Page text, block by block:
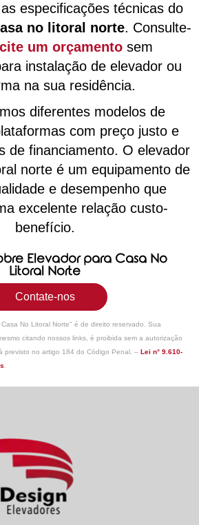
especificações técnicas do
no litoral norte. Consulte-
um orçamento sem
instalação de elevador ou
na sua residência.
diferentes modelos de
com preço justo e
de financiamento. O elevador
norte é um equipamento de
e desempenho que
excelente relação custo-
benefício.
Elevador para Casa No
Litoral Norte
Contate-nos
No Litoral Norte" é de direito reservado. Sua
citando nossos links, é proibida sem a autorização
previsto no artigo 184 do Código Penal. –Lei n° 9.610-